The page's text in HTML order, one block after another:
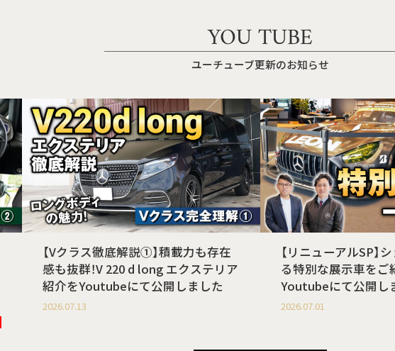
YOU TUBE
ユーチューブ更新のお知らせ
【Vクラス徹底解説①】積載力も存在
感も抜群！V 220 d long エクステリア
紹介をYoutubeにて公開しました
2026.07.13
【リニューアルSP】
る特別な展示車をご
Youtubeにて公開し
2026.07.01